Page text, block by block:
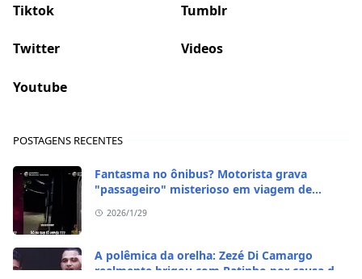
Tiktok Tumblr
Twitter Videos
Youtube
POSTAGENS RECENTES
Fantasma no ônibus? Motorista grava
"passageiro" misterioso em viagem de
2026/1/29
A polêmica da orelha: Zezé Di Camargo
realmente brigou com Ratinho por causa do